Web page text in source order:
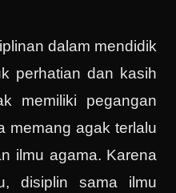
dalam mendidik
perhatian dan kasih
memiliki pegangan
memang agak terlalu
ilmu agama. Karena
disiplin sama ilmu